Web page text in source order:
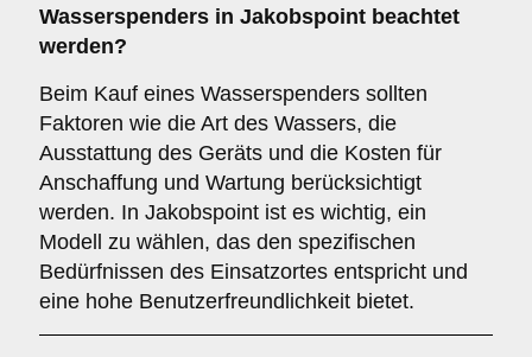
Wasserspenders in Jakobspoint beachtet
werden?
Beim Kauf eines Wasserspenders sollten
Faktoren wie die Art des Wassers, die
Ausstattung des Geräts und die Kosten für
Anschaffung und Wartung berücksichtigt
werden. In Jakobspoint ist es wichtig, ein
Modell zu wählen, das den spezifischen
Bedürfnissen des Einsatzortes entspricht und
eine hohe Benutzerfreundlichkeit bietet.